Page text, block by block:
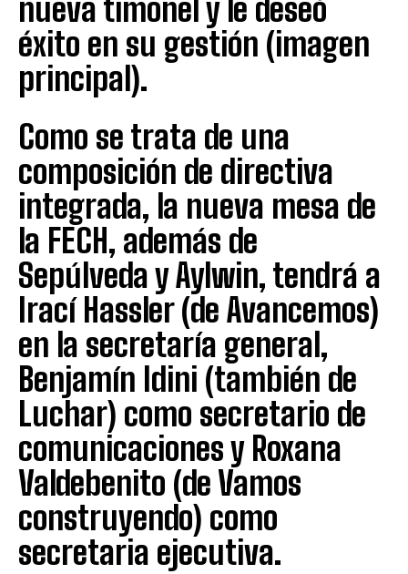
nueva timonel y le deseó
éxito en su gestión (imagen
principal).
Como se trata de una
composición de directiva
integrada, la nueva mesa de
la FECH, además de
Sepúlveda y Aylwin, tendrá a
Irací Hassler (de Avancemos)
en la secretaría general,
Benjamín Idini (también de
Luchar) como secretario de
comunicaciones y Roxana
Valdebenito (de Vamos
construyendo) como
secretaria ejecutiva.